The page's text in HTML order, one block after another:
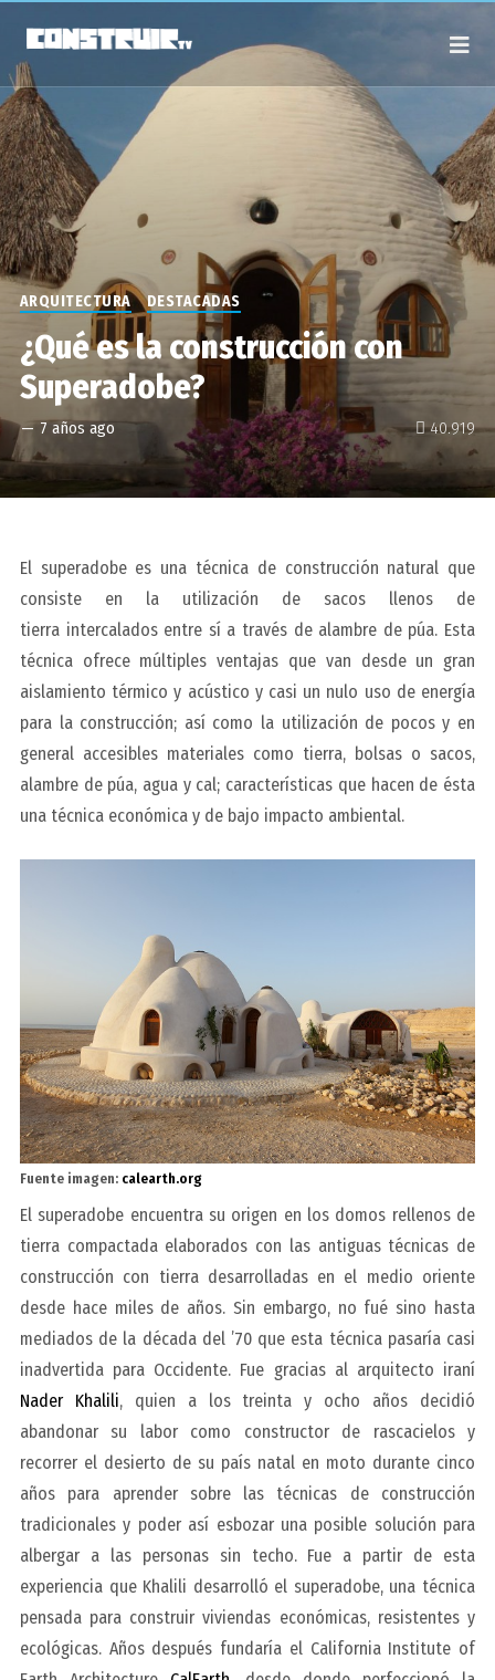
40.919
ARQUITECTURA DESTACADAS
¿Qué es la construcción con
Superadobe?
— 7 años ago
El superadobe es una técnica de construcción natural que
consiste en la utilización de sacos llenos de
tierra intercalados entre sí a través de alambre de púa. Esta
técnica ofrece múltiples ventajas que van desde un gran
aislamiento térmico y acústico y casi un nulo uso de energía
para la construcción; así como la utilización de pocos y en
general accesibles materiales como tierra, bolsas o sacos,
alambre de púa, agua y cal; características que hacen de ésta
una técnica económica y de bajo impacto ambiental.
Fuente imagen: calearth.org
El superadobe encuentra su origen en los domos rellenos de
tierra compactada elaborados con las antiguas técnicas de
construcción con tierra desarrolladas en el medio oriente
desde hace miles de años. Sin embargo, no fué sino hasta
mediados de la década del ’70 que esta técnica pasaría casi
inadvertida para Occidente. Fue gracias al arquitecto iraní
Nader Khalili, quien a los treinta y ocho años decidió
abandonar su labor como constructor de rascacielos y
recorrer el desierto de su país natal en moto durante cinco
años para aprender sobre las técnicas de construcción
tradicionales y poder así esbozar una posible solución para
albergar a las personas sin techo. Fue a partir de esta
experiencia que Khalili desarrolló el superadobe, una técnica
pensada para construir viviendas económicas, resistentes y
ecológicas. Años después fundaría el California Institute of